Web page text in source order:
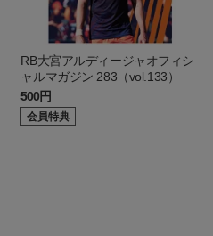
RB大宮アルディージャオフィシ
ャルマガジン 283（vol.133）
500円
会員特典